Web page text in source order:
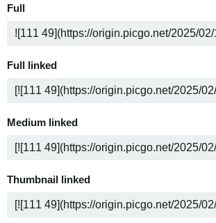
Full
Full linked
Medium linked
Thumbnail linked